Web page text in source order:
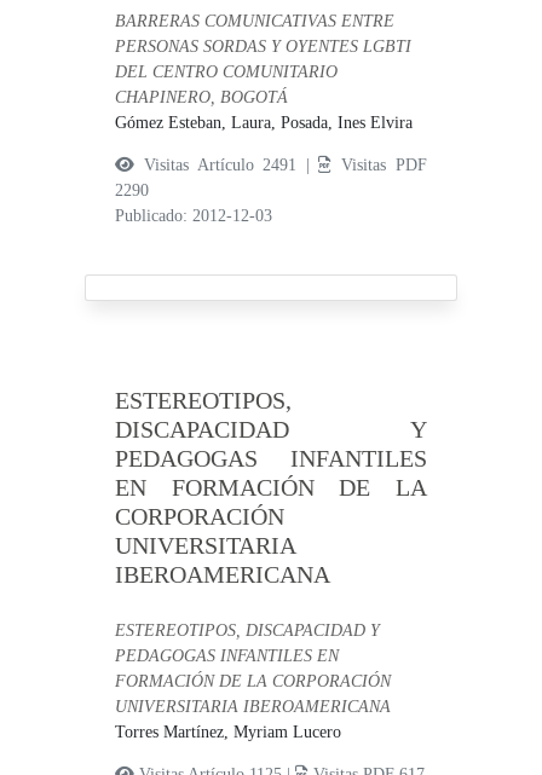
BARRERAS COMUNICATIVAS ENTRE
PERSONAS SORDAS Y OYENTES LGBTI
DEL CENTRO COMUNITARIO
CHAPINERO, BOGOTÁ
Gómez Esteban, Laura,Posada, Ines Elvira
Visitas Artículo 2491 |
Visitas PDF
2290
Publicado: 2012-12-03
ESTEREOTIPOS,
DISCAPACIDAD Y
PEDAGOGAS INFANTILES
EN FORMACIÓN DE LA
CORPORACIÓN
UNIVERSITARIA
IBEROAMERICANA
ESTEREOTIPOS, DISCAPACIDAD Y
PEDAGOGAS INFANTILES EN
FORMACIÓN DE LA CORPORACIÓN
UNIVERSITARIA IBEROAMERICANA
Torres Martínez, Myriam Lucero